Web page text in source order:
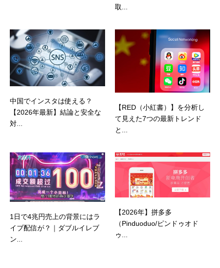
取...
中国でインスタは使える？
【2026年最新】結論と安全な
対...
【RED（小紅書）】を分析し
て見えた7つの最新トレンド
と...
1日で4兆円売上の背景にはラ
イブ配信が？｜ダブルイレブ
ン...
【2026年】拼多多
（Pinduoduo/ピンドゥオド
ゥ...